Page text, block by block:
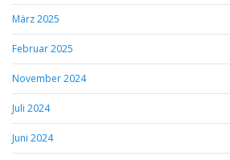
März 2025
Februar 2025
November 2024
Juli 2024
Juni 2024